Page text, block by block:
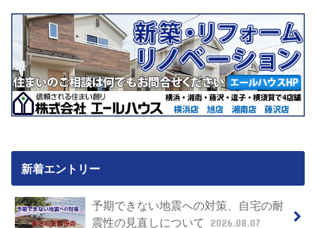
新着エントリー
予期できない地震への対策、自宅の耐
震性の見直しについて
2026.08.07